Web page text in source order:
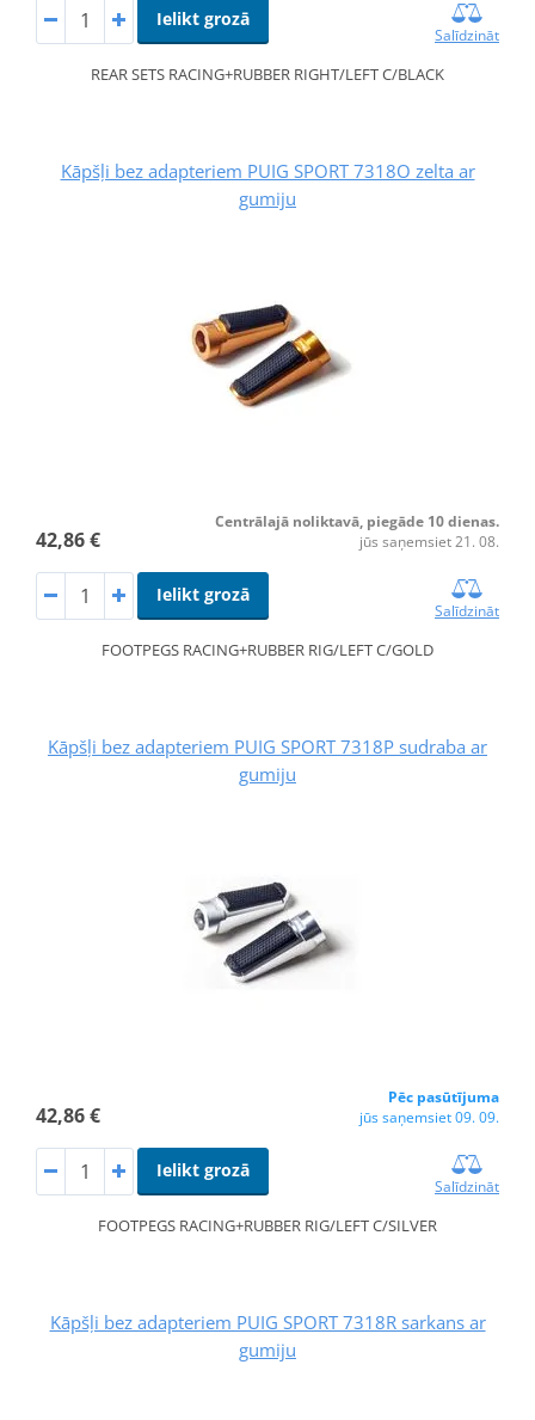
Ielikt grozā
Salīdzināt
REAR SETS RACING+RUBBER RIGHT/LEFT C/BLACK
Kāpšļi bez adapteriem PUIG SPORT 7318O zelta ar
gumiju
42,86 €
Centrālajā noliktavā, piegāde 10 dienas.
jūs saņemsiet 21. 08.
Ielikt grozā
Salīdzināt
FOOTPEGS RACING+RUBBER RIG/LEFT C/GOLD
Kāpšļi bez adapteriem PUIG SPORT 7318P sudraba ar
gumiju
42,86 €
Pēc pasūtījuma
jūs saņemsiet 09. 09.
Ielikt grozā
Salīdzināt
FOOTPEGS RACING+RUBBER RIG/LEFT C/SILVER
Kāpšļi bez adapteriem PUIG SPORT 7318R sarkans ar
gumiju